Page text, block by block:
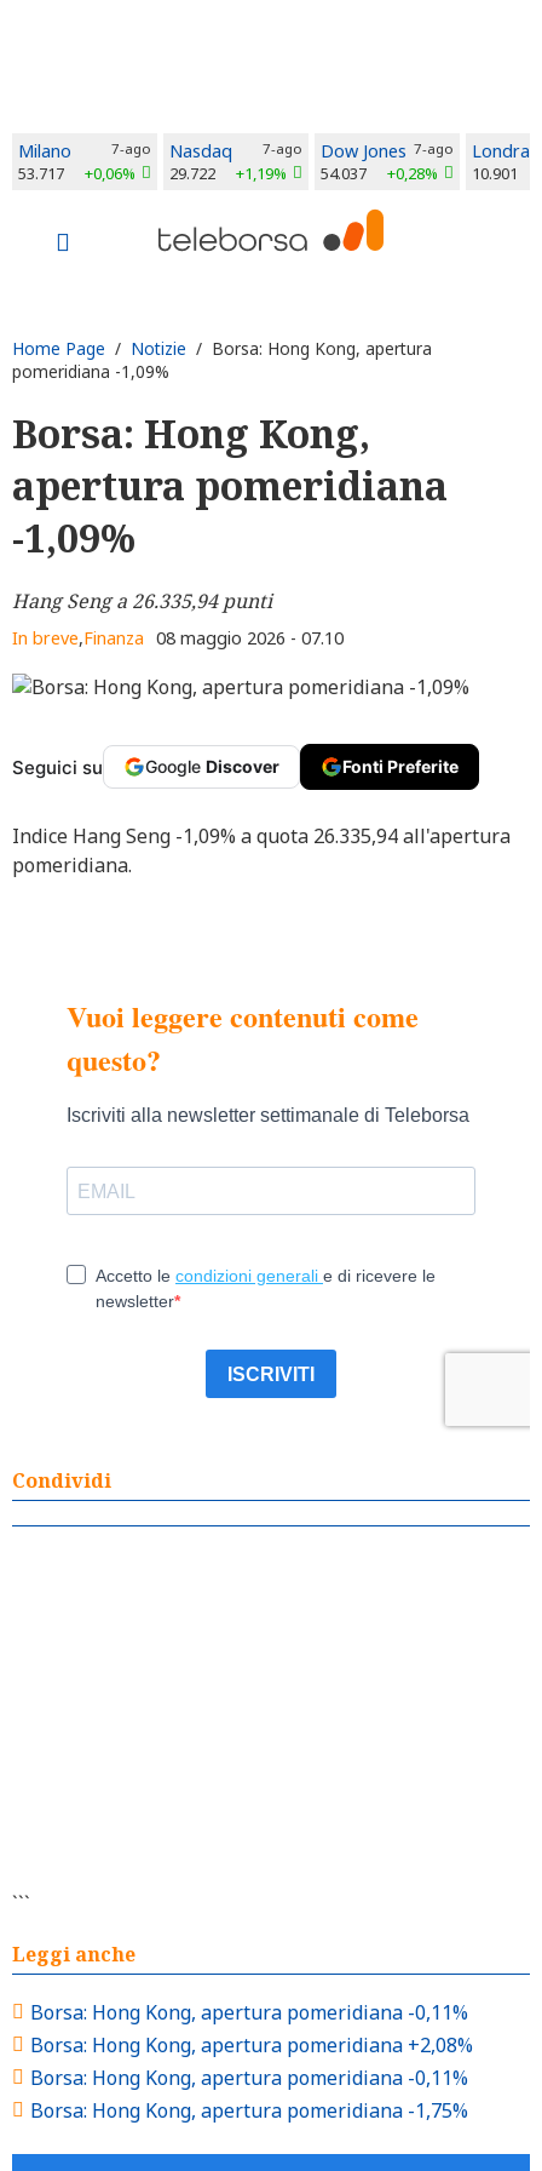
Milano 7-ago
53.717 +0,06%
Nasdaq 7-ago
29.722 +1,19%
Dow Jones 7-ago
54.037 +0,28%
Londra
10.901
Home Page / Notizie / Borsa: Hong Kong, apertura
pomeridiana -1,09%
Borsa: Hong Kong,
apertura pomeridiana
-1,09%
Hang Seng a 26.335,94 punti
In breve,Finanza 08 maggio 2026 - 07.10
Seguici su Google Discover Fonti Preferite
Indice Hang Seng -1,09% a quota 26.335,94 all'apertura
pomeridiana.
Condividi
```
Leggi anche
Borsa: Hong Kong, apertura pomeridiana -0,11%
Borsa: Hong Kong, apertura pomeridiana +2,08%
Borsa: Hong Kong, apertura pomeridiana -0,11%
Borsa: Hong Kong, apertura pomeridiana -1,75%